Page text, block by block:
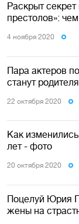
Раскрыт
престолов»:
4 ноября 2020
Пара актеров
станут
22 октября 2020
Как
лет - фото
20 октября 2020
Поцелуй Юрия
жены на